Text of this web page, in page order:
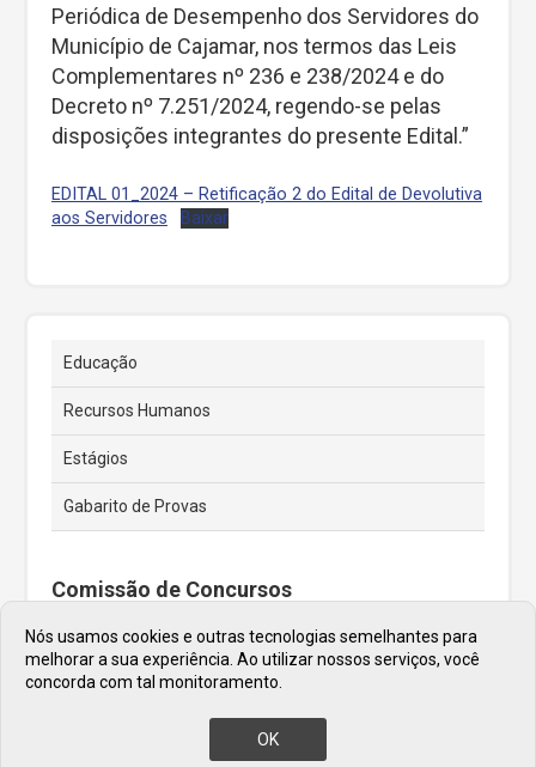
Periódica de Desempenho dos Servidores do
Município de Cajamar, nos termos das Leis
Complementares nº 236 e 238/2024 e do
Decreto nº 7.251/2024, regendo-se pelas
disposições integrantes do presente Edital.”
EDITAL 01_2024 – Retificação 2 do Edital de Devolutiva
aos Servidores
Baixar
Educação
Recursos Humanos
Estágios
Gabarito de Provas
Comissão de Concursos
Endereço e Telefone
Praça José Rodrigues do Nascimento, 30
Nós usamos cookies e outras tecnologias semelhantes para
melhorar a sua experiência. Ao utilizar nossos serviços, você
concorda com tal monitoramento.
OK